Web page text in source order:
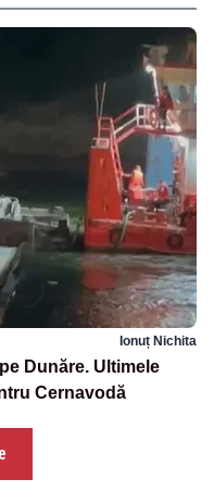
Ionuț Nichita
Dunăre. Ultimele
Cernavodă